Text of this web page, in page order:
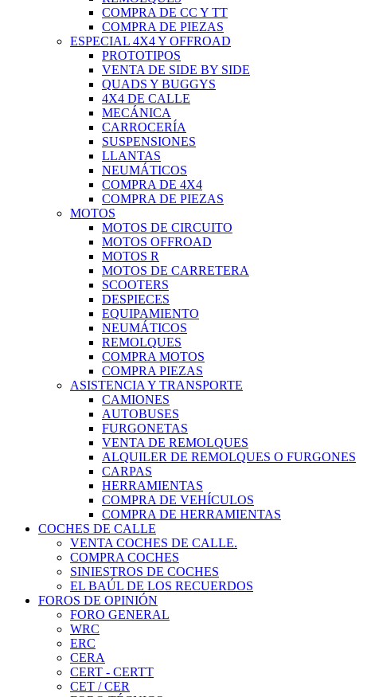
COMPRA DE CC Y TT
COMPRA DE PIEZAS
ESPECIAL 4X4 Y OFFROAD
PROTOTIPOS
VENTA DE SIDE BY SIDE
QUADS Y BUGGYS
4X4 DE CALLE
MECÁNICA
CARROCERÍA
SUSPENSIONES
LLANTAS
NEUMÁTICOS
COMPRA DE 4X4
COMPRA DE PIEZAS
MOTOS
MOTOS DE CIRCUITO
MOTOS OFFROAD
MOTOS R
MOTOS DE CARRETERA
SCOOTERS
DESPIECES
EQUIPAMIENTO
NEUMÁTICOS
REMOLQUES
COMPRA MOTOS
COMPRA PIEZAS
ASISTENCIA Y TRANSPORTE
CAMIONES
AUTOBUSES
FURGONETAS
VENTA DE REMOLQUES
ALQUILER DE REMOLQUES O FURGONES
CARPAS
HERRAMIENTAS
COMPRA DE VEHÍCULOS
COMPRA DE HERRAMIENTAS
COCHES DE CALLE
VENTA COCHES DE CALLE.
COMPRA COCHES
SINIESTROS DE COCHES
EL BAÚL DE LOS RECUERDOS
FOROS DE OPINIÓN
FORO GENERAL
WRC
ERC
CERA
CERT - CERTT
CET / CER